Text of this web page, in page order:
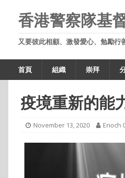
香港警察隊基
又要彼此相顧、激發愛心、勉勵行
首頁 組織 崇拜
疫境重新的能
November 13, 2020 Enoch